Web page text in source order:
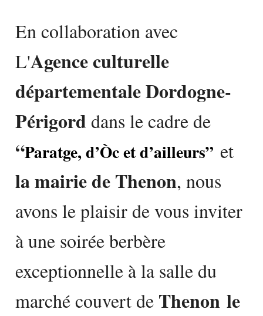
En collaboration avec
L'Agence culturelle
départementale Dordogne-
Périgord dans le cadre de
“Paratge, d’Òc et d’ailleurs” et
la mairie de Thenon, nous
avons le plaisir de vous inviter
à une soirée berbère
exceptionnelle à la salle du
marché couvert de Thenon le